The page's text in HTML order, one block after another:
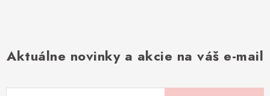
Aktuálne novinky a akcie na váš e-mail